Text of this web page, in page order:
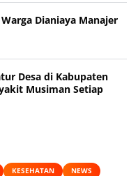
Dianiaya Manajer
Desa di Kabupaten
Musiman Setiap
KESEHATAN
NEWS